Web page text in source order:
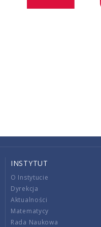
INSTYTUT
O Instytucie
Dyrekcja
Aktualności
Matematycy
Rada Naukowa